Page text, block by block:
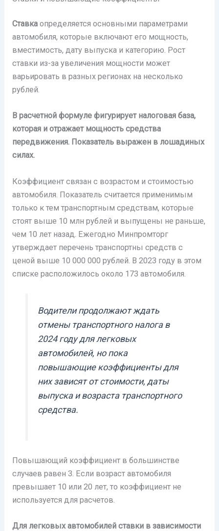
Ставка определяется основными параметрами
автомобиля, которые включают его мощность,
вместимость, дату выпуска и категорию. Рост
ставки из-за увеличения мощности может
варьировать в разных регионах на несколько
рублей.
В расчетной формуле фигурирует налоговая база,
которая и отражает мощность средства
передвижения. Показатель выражен в лошадиных
силах.
Коэффициент связан с возрастом и стоимостью
автомобиля. Показатель считается применимым
только к тем транспортным средствам, которые
стоят выше 10 млн рублей и выпущены не раньше,
чем 10 лет назад. Ежегодно Минпромторг
утверждает перечень транспортны средств с
ценой выше 10 000 000 рублей. В 2023 году в этом
списке расположилось около 173 автомобиля.
Водители продолжают ждать
отмены транспортного налога в
2024 году для легковых
автомобилей, но пока
повышающие коэффициенты для
них зависят от стоимости, даты
выпуска и возраста транспортного
средства.
Повышающий коэффициент в большинстве
случаев равен 3. Если возраст автомобиля
превышает 10 или 20 лет, то коэффициент не
используется для расчетов.
Для легковых автомобилей ставки в зависимости